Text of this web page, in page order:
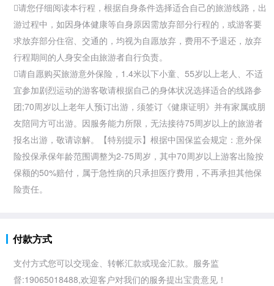
请您仔细阅读本行程，根据自身条件选择适合自己的旅游线路，出
游过程中，如因身体健康等自身原因需放弃部分行程的，或游客要
求放弃部分住宿、交通的，均视为自愿放弃，费用不予退还，放弃
行程期间的人身安全由旅游者自行负责。
请自愿购买旅游意外保险，1.4米以下小童、55岁以上老人、不适
宜参加剧烈运动的游客敬请根据自己的身体状况选择适合的线路参
团;70周岁以上老年人预订出游，须签订《健康证明》并有家属或朋
友陪同方可出游。因服务能力所限，无法接待75周岁以上的旅游者
报名出游，敬请谅解。【特别提示】根据中国保监会规定：意外保
险投保承保年龄范围调整为2-75周岁，其中70周岁以上游客出险按
保额的50%赔付，属于急性病的只承担医疗费用，不再承担其他保
险责任。
付款方式
支付方式您可以交现金、转帐汇款或现金汇款。服务监
督:19065018488,欢迎客户对我们的服务提出宝贵意见！